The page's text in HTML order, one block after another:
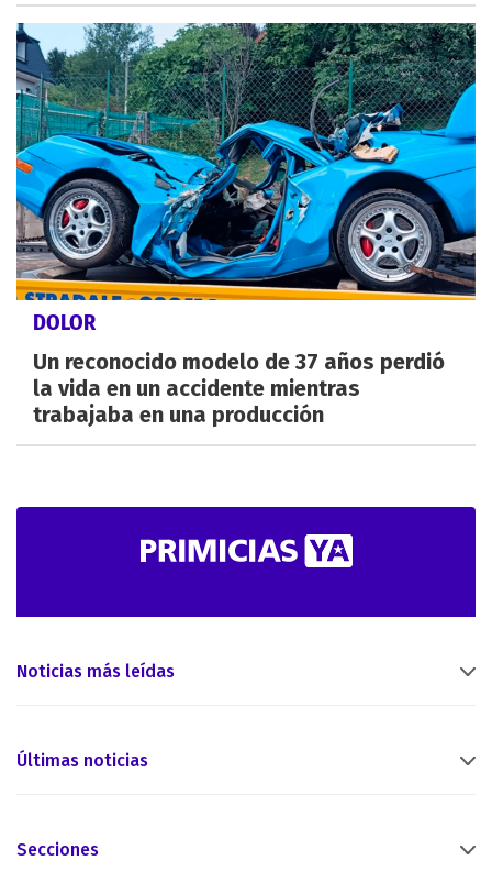
DOLOR
Un reconocido modelo de 37 años perdió
la vida en un accidente mientras
trabajaba en una producción
Noticias más leídas
Últimas noticias
Secciones